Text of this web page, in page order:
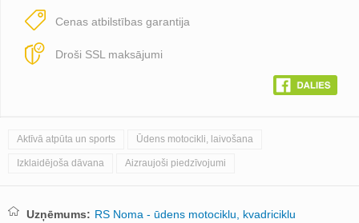
Cenas atbilstības garantija
Droši SSL maksājumi
Aktīvā atpūta un sports Ūdens motocikli, laivošana
Izklaidējoša dāvana Aizraujoši piedzīvojumi
Uzņēmums: RS Noma - ūdens motociklu, kvadriciklu